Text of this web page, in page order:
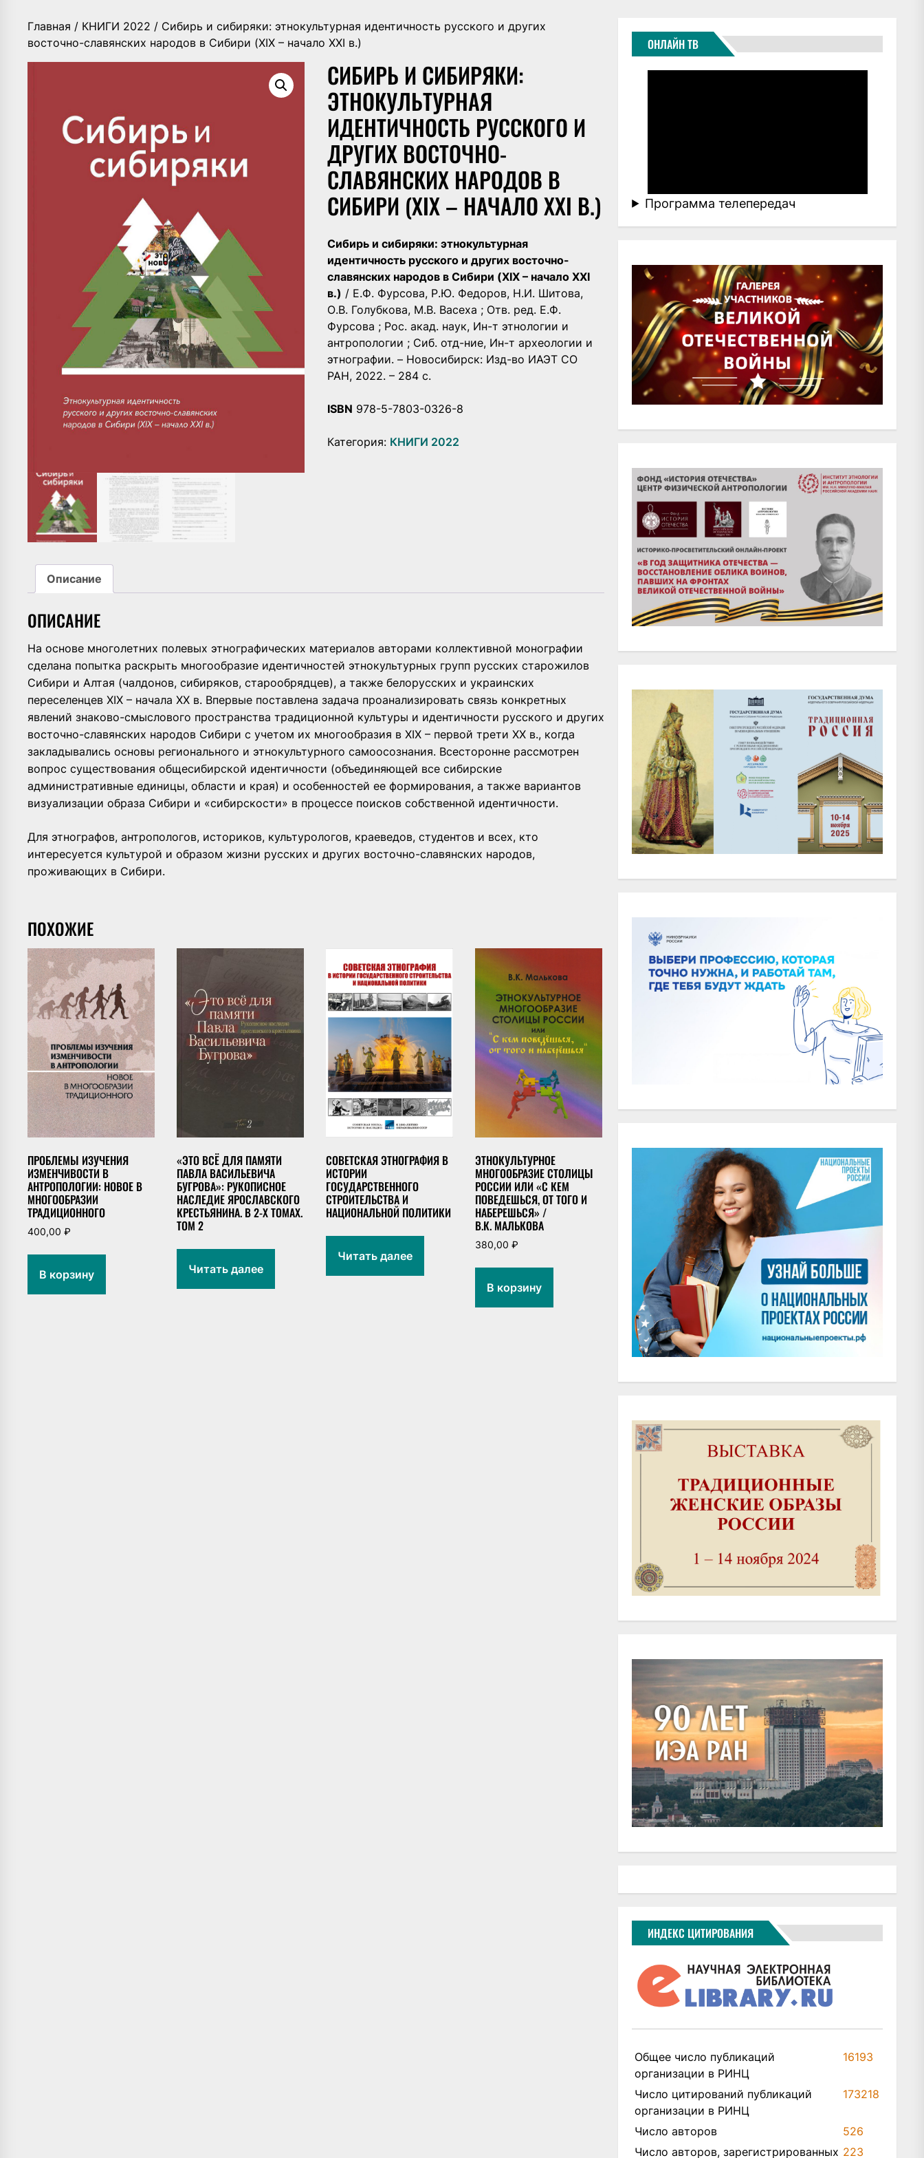
Главная / КНИГИ 2022 / Сибирь и сибиряки: этнокультурная идентичность русского и других
восточно-славянских народов в Сибири (XIX – начало ХХI в.)
СИБИРЬ И СИБИРЯКИ:
ЭТНОКУЛЬТУРНАЯ
ИДЕНТИЧНОСТЬ РУССКОГО И
ДРУГИХ ВОСТОЧНО-
СЛАВЯНСКИХ НАРОДОВ В
СИБИРИ (XIX – НАЧАЛО ХХI В.)
Сибирь и сибиряки: этнокультурная
идентичность русского и других восточно-
славянских народов в Сибири (XIX – начало ХХI
в.) / Е.Ф. Фурсова, Р.Ю. Федоров, Н.И. Шитова,
О.В. Голубкова, М.В. Васеха ; Отв. ред. Е.Ф.
Фурсова ; Рос. акад. наук, Ин-т этнологии и
антропологии ; Сиб. отд-ние, Ин-т археологии и
этнографии. – Новосибирск: Изд-во ИАЭТ СО
РАН, 2022. – 284 с.
ISBN 978-5-7803-0326-8
Категория: КНИГИ 2022
Описание
ОПИСАНИЕ
На основе многолетних полевых этнографических материалов авторами коллективной монографии
сделана попытка раскрыть многообразие идентичностей этнокультурных групп русских старожилов
Сибири и Алтая (чалдонов, сибиряков, старообрядцев), а также белорусских и украинских
переселенцев XIX – начала ХХ в. Впервые поставлена задача проанализировать связь конкретных
явлений знаково-смыслового пространства традиционной культуры и идентичности русского и других
восточно-славянских народов Сибири с учетом их многообразия в XIX – первой трети ХХ в., когда
закладывались основы регионального и этнокультурного самоосознания. Всесторонне рассмотрен
вопрос существования общесибирской идентичности (объединяющей все сибирские
административные единицы, области и края) и особенностей ее формирования, а также вариантов
визуализации образа Сибири и «сибирскости» в процессе поисков собственной идентичности.
Для этнографов, антропологов, историков, культурологов, краеведов, студентов и всех, кто
интересуется культурой и образом жизни русских и других восточно-славянских народов,
проживающих в Сибири.
ПОХОЖИЕ
ПРОБЛЕМЫ ИЗУЧЕНИЯ
ИЗМЕНЧИВОСТИ В
АНТРОПОЛОГИИ: НОВОЕ В
МНОГООБРАЗИИ
ТРАДИЦИОННОГО
400,00 ₽
В корзину
«ЭТО ВСЁ ДЛЯ ПАМЯТИ
ПАВЛА ВАСИЛЬЕВИЧА
БУГРОВА»: РУКОПИСНОЕ
НАСЛЕДИЕ ЯРОСЛАВСКОГО
КРЕСТЬЯНИНА. В 2-Х ТОМАХ.
ТОМ 2
Читать далее
СОВЕТСКАЯ ЭТНОГРАФИЯ В
ИСТОРИИ
ГОСУДАРСТВЕННОГО
СТРОИТЕЛЬСТВА И
НАЦИОНАЛЬНОЙ ПОЛИТИКИ
Читать далее
ЭТНОКУЛЬТУРНОЕ
МНОГООБРАЗИЕ СТОЛИЦЫ
РОССИИ ИЛИ «С КЕМ
ПОВЕДЕШЬСЯ, ОТ ТОГО И
НАБЕРЕШЬСЯ» /
В.К. МАЛЬКОВА
380,00 ₽
В корзину
ОНЛАЙН ТВ
Программа телепередач
ИНДЕКС ЦИТИРОВАНИЯ
Общее число публикаций
организации в РИНЦ
16193
Число цитирований публикаций
организации в РИНЦ
173218
Число авторов
526
Число авторов, зарегистрированных 223